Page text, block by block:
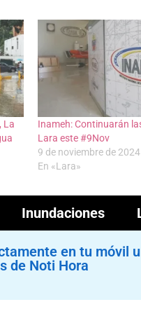
La
Inameh: Continuarán
Lara este #9Nov
9 de noviembre de 2024
En «Lara»
Inundaciones
en tu móvil
de Noti Hora